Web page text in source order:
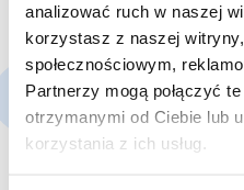
analizować ruch w naszej
korzystasz z naszej
społecznościowym,
Partnerzy mogą połączyć
otrzymanymi od Ciebie lub
korzystania z ich usług.
Eksperci: